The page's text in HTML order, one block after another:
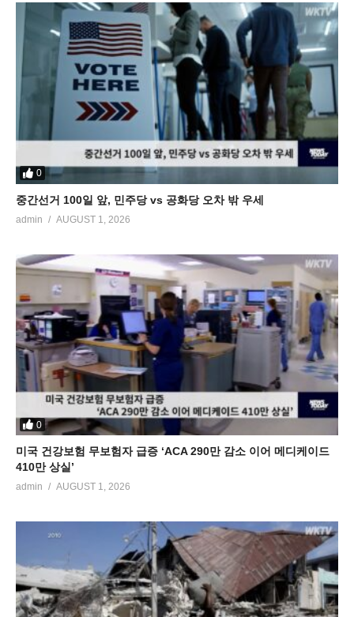
0
중간선거 100일 앞, 민주당 vs 공화당 오차 밖 우세
admin AUGUST 1, 2026
0
미국 건강보험 무보험자 급증 ‘ACA 290만 감소 이어 메디케이드
410만 상실’
admin AUGUST 1, 2026